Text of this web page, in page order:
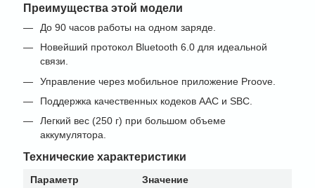
Преимущества этой модели
До 90 часов работы на одном заряде.
Новейший протокол Bluetooth 6.0 для идеальной
связи.
Управление через мобильное приложение Proove.
Поддержка качественных кодеков AAC и SBC.
Легкий вес (250 г) при большом объеме
аккумулятора.
Технические характеристики
Параметр
Значение